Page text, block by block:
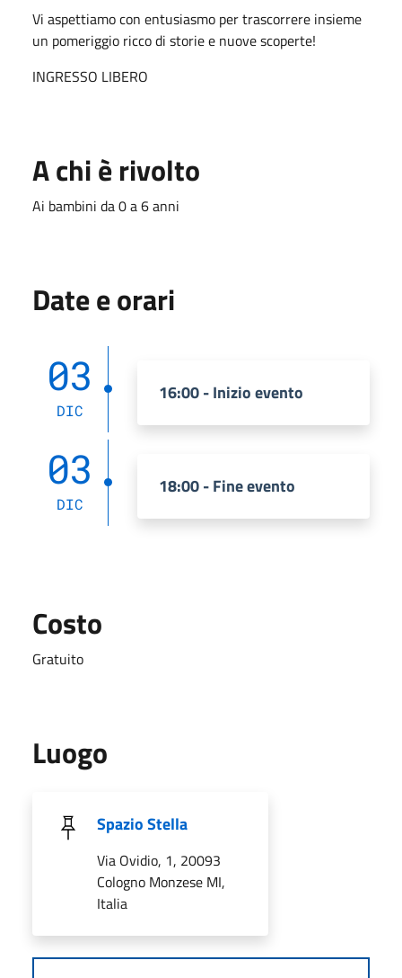
Vi aspettiamo con entusiasmo per trascorrere insieme
un pomeriggio ricco di storie e nuove scoperte!
INGRESSO LIBERO
A chi è rivolto
Ai bambini da 0 a 6 anni
Date e orari
03
DIC
16:00 - Inizio evento
03
DIC
18:00 - Fine evento
Costo
Gratuito
Luogo
Spazio Stella
Via Ovidio, 1, 20093
Cologno Monzese MI,
Italia